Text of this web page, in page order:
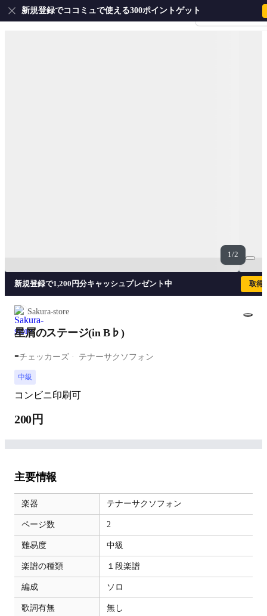
会員登録・ログイ
新規登録でココミュで使える300ポイントゲット
1/2
新規登録で1,200円分キャッシュプレゼント中 取得
Sakura-store
星屑のステージ(in B♭)
-チェッカーズ テナーサクソフォン
中級
コンビニ印刷可
200円
主要情報
楽器 テナーサクソフォン
ページ数 2
難易度 中級
楽譜の種類 １段楽譜
編成 ソロ
歌詞有無 無し